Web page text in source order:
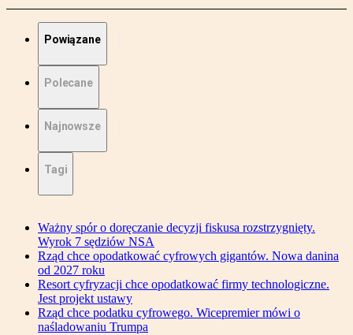
Powiązane
Polecane
Najnowsze
Tagi
Ważny spór o doręczanie decyzji fiskusa rozstrzygnięty.
Wyrok 7 sędziów NSA
Rząd chce opodatkować cyfrowych gigantów. Nowa danina
od 2027 roku
Resort cyfryzacji chce opodatkować firmy technologiczne.
Jest projekt ustawy
Rząd chce podatku cyfrowego. Wicepremier mówi o
naśladowaniu Trumpa